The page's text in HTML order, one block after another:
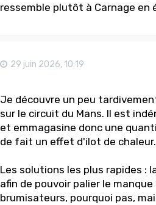
ressemble plutôt à Carnage en
29 juin 2026, 10:19
Je découvre un peu
sur le circuit du Mans. Il est
et emmagasine donc une
de fait un effet d'ilot de chaleur.
Les solutions les plus rapides :
afin de pouvoir palier le
brumisateurs, pourquoi pas,